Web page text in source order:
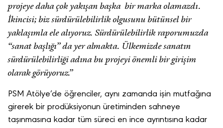
projeye daha çok yakışan başka bir marka olamazdı.
İkincisi; biz sürdürülebilirlik olgusunu bütünsel bir
yaklaşımla ele alıyoruz. Sürdürülebilirlik raporumuzda
“sanat başlığı” da yer almakta. Ülkemizde sanatın
sürdürülebilirliği adına bu projeyi önemli bir girişim
olarak görüyoruz.”
PSM Atölye’de öğrenciler, aynı zamanda işin mutfağına
girerek bir prodüksiyonun üretiminden sahneye
taşınmasına kadar tüm süreci en ince ayrıntısına kadar